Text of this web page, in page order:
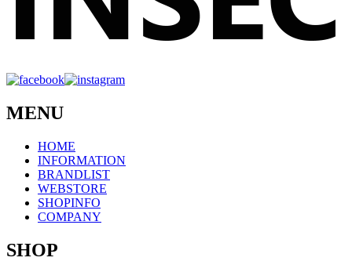
MENU
HOME
INFORMATION
BRANDLIST
WEBSTORE
SHOPINFO
COMPANY
SHOP